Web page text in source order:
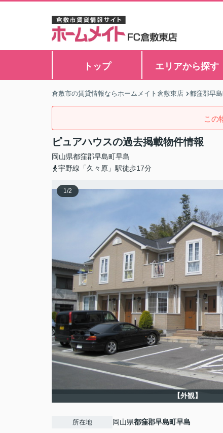
トップ エリアから探す
倉敷市の賃貸情報ならホームメイト倉敷東店 都窪郡早
この
ピュアハウスの過去掲載物件情報
岡山県都窪郡早島町早島
宇野線「久々原」駅徒歩17分
1/2
【外観】
所在地 岡山県都窪郡早島町早島